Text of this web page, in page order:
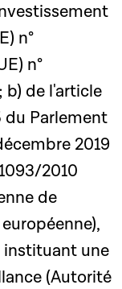
n°
n°
b) de l'article
du Parlement
2019
2010
de
instituant une
(Autorité